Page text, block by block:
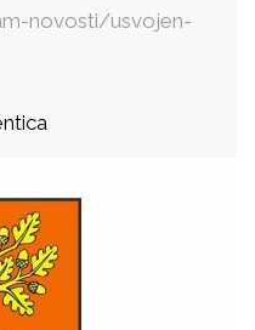
novosti/usvojen-